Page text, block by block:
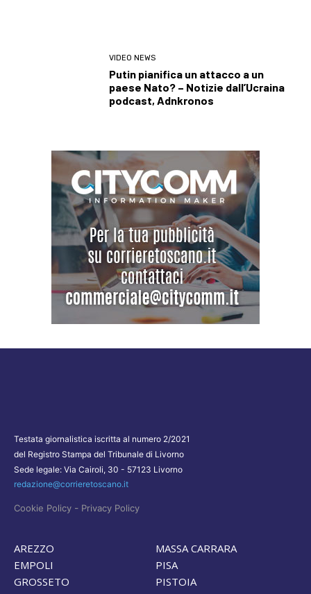
VIDEO NEWS
Putin pianifica un attacco a un
paese Nato? – Notizie dall’Ucraina
podcast, Adnkronos
Testata giornalistica iscritta al numero 2/2021
del Registro Stampa del Tribunale di Livorno
Sede legale: Via Cairoli, 30 - 57123 Livorno
redazione@corrieretoscano.it
Cookie Policy - Privacy Policy
AREZZO
EMPOLI
GROSSETO
MASSA CARRARA
PISA
PISTOIA